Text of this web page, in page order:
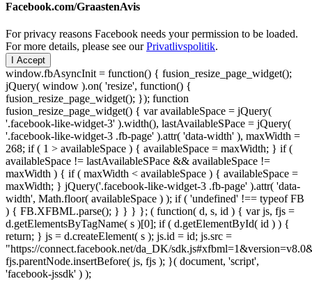
Facebook.com/GraastenAvis
For privacy reasons Facebook needs your permission to be loaded.
For more details, please see ourPrivatlivspolitik.
I Accept
window.fbAsyncInit = function() { fusion_resize_page_widget();
jQuery( window ).on( 'resize', function() {
fusion_resize_page_widget(); }); function
fusion_resize_page_widget() { var availableSpace = jQuery(
'.facebook-like-widget-3' ).width(), lastAvailableSPace = jQuery(
'.facebook-like-widget-3 .fb-page' ).attr( 'data-width' ), maxWidth =
268; if ( 1 > availableSpace ) { availableSpace = maxWidth; } if (
availableSpace != lastAvailableSPace && availableSpace !=
maxWidth ) { if ( maxWidth < availableSpace ) { availableSpace =
maxWidth; } jQuery('.facebook-like-widget-3 .fb-page' ).attr( 'data-
width', Math.floor( availableSpace ) ); if ( 'undefined' !== typeof FB
) { FB.XFBML.parse(); } } } }; ( function( d, s, id ) { var js, fjs =
d.getElementsByTagName( s )[0]; if ( d.getElementById( id ) ) {
return; } js = d.createElement( s ); js.id = id; js.src =
"https://connect.facebook.net/da_DK/
fjs.parentNode.insertBefore( js, fjs ); }( document, 'script',
'facebook-jssdk' ) );